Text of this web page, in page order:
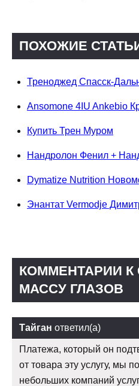
ПОХОЖИЕ
Треноджед Спасск-
Ansomone 4IU Ankebio
Купить Трен Муром
Нандролон Фенил +
Dymatize Nutrition
Энантат Vermodje
КОММЕНТАРИИ К
МАССУ ГЛАЗОВ
Тайган ответил(а)
Платежа, который он
от товара эту услугу, мы
небольших компаний